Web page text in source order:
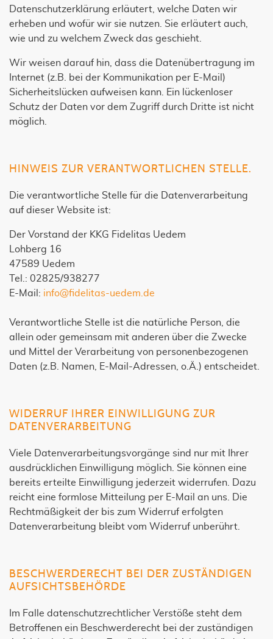
Datenschutzerklärung erläutert, welche Daten wir
erheben und wofür wir sie nutzen. Sie erläutert auch,
wie und zu welchem Zweck das geschieht.
Wir weisen darauf hin, dass die Datenübertragung im
Internet (z.B. bei der Kommunikation per E-Mail)
Sicherheitslücken aufweisen kann. Ein lückenloser
Schutz der Daten vor dem Zugriff durch Dritte ist nicht
möglich.
HINWEIS ZUR VERANTWORTLICHEN STELLE.
Die verantwortliche Stelle für die Datenverarbeitung
auf dieser Website ist:
Der Vorstand der KKG Fidelitas Uedem
Lohberg 16
47589 Uedem
Tel.: 02825/938277
E-Mail: info@fidelitas-uedem.de
Verantwortliche Stelle ist die natürliche Person, die
allein oder gemeinsam mit anderen über die Zwecke
und Mittel der Verarbeitung von personenbezogenen
Daten (z.B. Namen, E-Mail-Adressen, o.Ä.) entscheidet.
WIDERRUF IHRER EINWILLIGUNG ZUR
DATENVERARBEITUNG
Viele Datenverarbeitungsvorgänge sind nur mit Ihrer
ausdrücklichen Einwilligung möglich. Sie können eine
bereits erteilte Einwilligung jederzeit widerrufen. Dazu
reicht eine formlose Mitteilung per E-Mail an uns. Die
Rechtmäßigkeit der bis zum Widerruf erfolgten
Datenverarbeitung bleibt vom Widerruf unberührt.
BESCHWERDERECHT BEI DER ZUSTÄNDIGEN
AUFSICHTSBEHÖRDE
Im Falle datenschutzrechtlicher Verstöße steht dem
Betroffenen ein Beschwerderecht bei der zuständigen